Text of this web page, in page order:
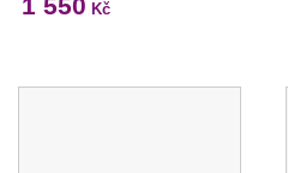
Kč